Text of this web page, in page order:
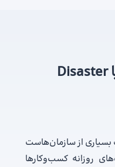
راهکار بازیابی از بحران یا Disaster
بسیاری از سازمان‌هاست
روزانه کسب‌وکارها